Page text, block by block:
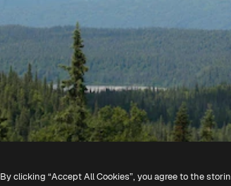
By clicking “Accept All Cookies”, you agree to the